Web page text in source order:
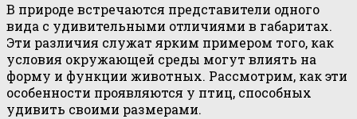
В природе встречаются представители одного
вида с удивительными отличиями в габаритах.
Эти различия служат ярким примером того, как
условия окружающей среды могут влиять на
форму и функции животных. Рассмотрим, как эти
особенности проявляются у птиц, способных
удивить своими размерами.